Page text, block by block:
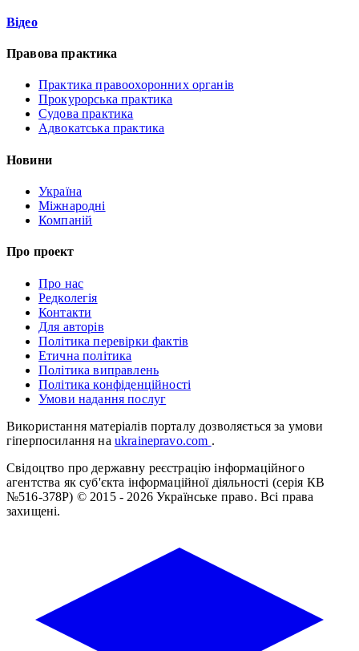
Відео
Правова практика
Практика правоохоронних органів
Прокурорська практика
Судова практика
Адвокатська практика
Новини
Україна
Міжнародні
Компаній
Про проект
Про нас
Редколегія
Контакти
Для авторів
Політика перевірки фактів
Етична політика
Політика виправлень
Політика конфіденційності
Умови надання послуг
Використання матеріалів порталу дозволяється за умови
гіперпосилання на ukrainepravo.com .
Свідоцтво про державну реєстрацію інформаційного
агентства як суб'єкта інформаційної діяльності (серія КВ
№516-378Р) © 2015 - 2026 Українське право. Всі права
захищені.